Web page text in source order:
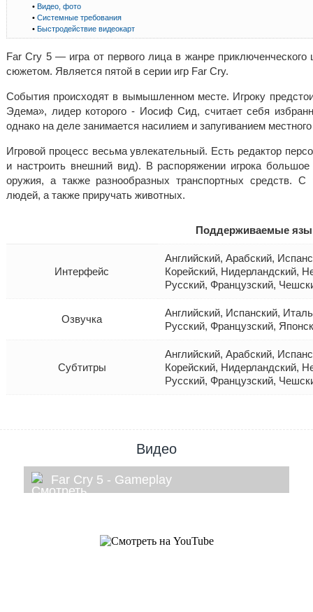
•Видео, фото
•Системные требования
•Быстродействие видеокарт
Far Cry 5 — игра от первого лица в жанре
сюжетом. Является пятой в серии игр Far Cry.
События происходят в вымышленном месте. Игроку
Эдема», лидер которого - Иосиф Сид, считает себя
однако на деле занимается насилием и запугиванием
Игровой процесс весьма увлекательный. Есть редактор
и настроить внешний вид). В распоряжении игрока большое
оружия, а также разнообразных транспортных средств. С
людей, а также приручать животных.
Поддерживаемые
Интерфейс
Английский, Арабский,
Корейский, Нидерландский,
Русский, Французский,
Озвучка
Английский, Испанский,
Русский, Французский,
Субтитры
Английский, Арабский,
Корейский, Нидерландский,
Русский, Французский,
Видео
Far Cry 5 - Gameplay